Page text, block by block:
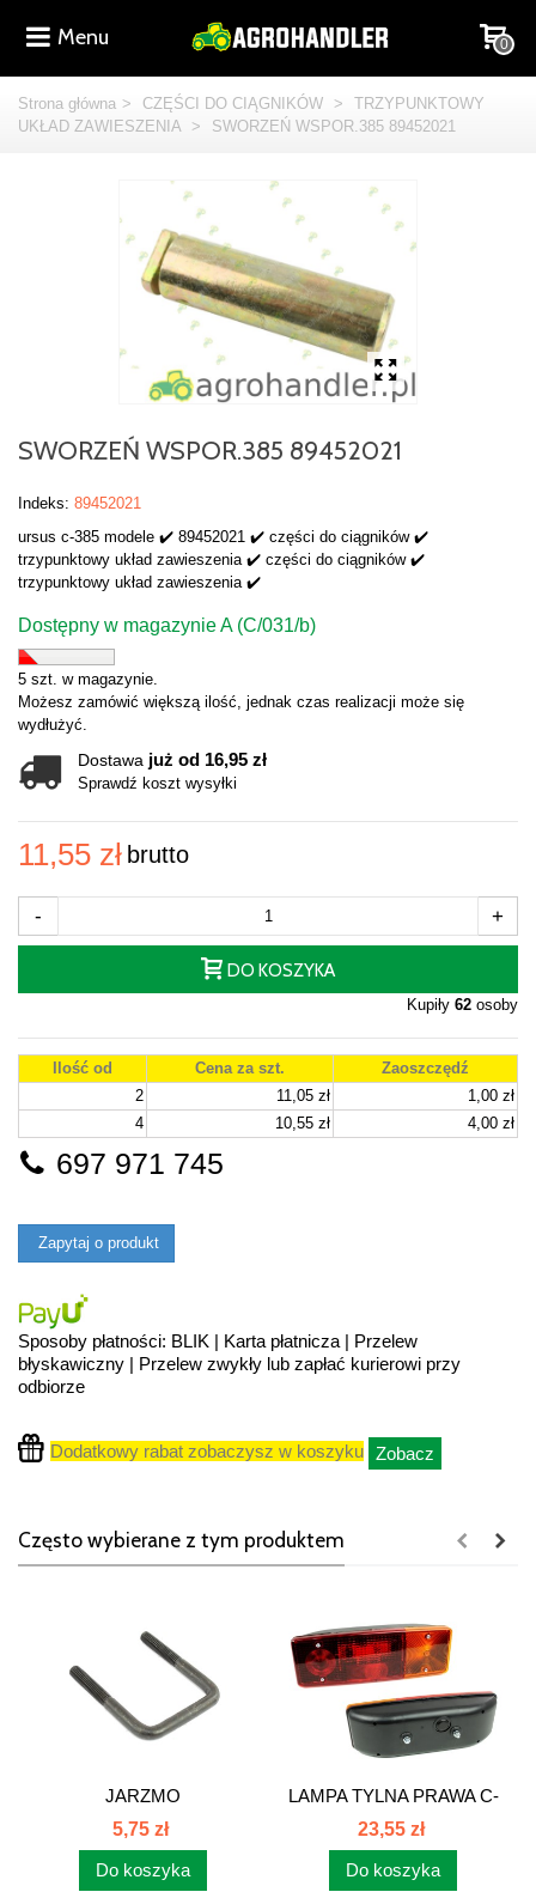
Menu 0
Strona główna > CZĘŚCI DO CIĄGNIKÓW >
TRZYPUNKTOWY
UKŁAD ZAWIESZENIA
> SWORZEŃ WSPOR.385 89452021
SWORZEŃ WSPOR.385 89452021
Indeks: 89452021
ursus c-385 modele ✔️ 89452021 ✔️ części do ciągników ✔️
trzypunktowy układ zawieszenia ✔️ części do ciągników ✔️
trzypunktowy układ zawieszenia ✔️
Dostępny w magazynie A (C/031/b)
5 szt. w magazynie.
Możesz zamówić większą ilość, jednak czas realizacji może się
wydłużyć.
Dostawa już od 16,95 zł
Sprawdź koszt wysyłki
11,55 zł brutto
- +
DO KOSZYKA
Kupiły 62 osoby
Ilość od Cena za szt.
Zaoszczędź
2
11,05 zł
1,00 zł
4
10,55 zł 4,00 zł
697 971 745
Zapytaj o produkt
Sposoby płatności: BLIK | Karta płatnicza | Przelew
błyskawiczny | Przelew zwykły lub zapłać kurierowi przy
odbiorze
Dodatkowy rabat zobaczysz w koszyku Zobacz
Często wybierane z tym produktem
JARZMO
KULTYWATORA
1402010060...
5,75 zł
Do koszyka
LAMPA TYLNA PRAWA C-
360 E549P...
23,55 zł
Do koszyka